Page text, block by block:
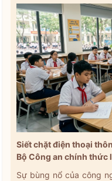
Siết chặt điện thoại
Bộ Công an chính thức
Sự bùng nổ của công